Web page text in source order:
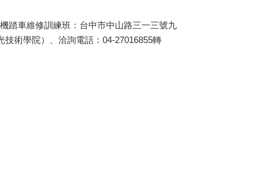
踏車維修訓練班：台中市中山路三一三號九
術學院）、洽詢電話：04-27016855轉